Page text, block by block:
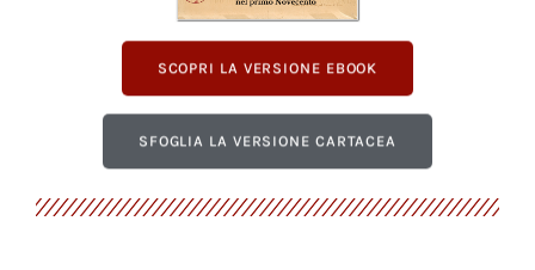
SCOPRI LA VERSIONE EBOOK
SFOGLIA LA VERSIONE CARTACEA